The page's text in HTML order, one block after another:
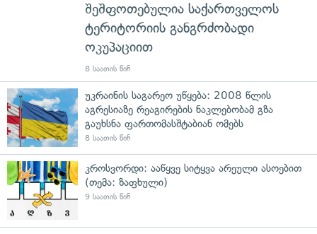
შეშფოთებულია საქართველოს
ტერიტორიის განგრძობადი
ოკუპაციით
8 საათის წინ
უკრაინის საგარეო უწყება: 2008 წლის
აგრესიაზე რეაგირების ნაკლებობამ გზა
გაუხსნა ფართომასშტაბიან ომებს
8 საათის წინ
კროსვორდი: ააწყვე სიტყვა არეული ასოებით
(თემა: ზაფხული)
9 საათის წინ